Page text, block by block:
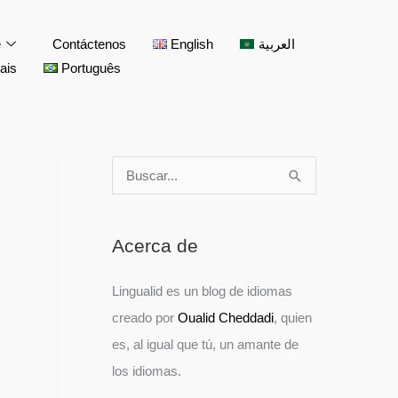
Contáctenos English
العربية
Português
a
r
p
o
Acerca de
Lingualid es un blog de idiomas
creado por Oualid Cheddadi, quien
es, al igual que tú, un amante de
los idiomas.
u
c
a
p
a
p
a
p
a
p